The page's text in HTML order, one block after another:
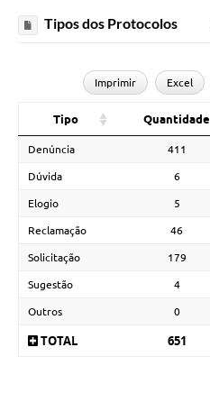
Tipos dos Protocolos
Imprimir Excel
Tipo Quantidade
Denúncia 411
Dúvida 6
Elogio 5
Reclamação 46
Solicitação 179
Sugestão 4
Outros 0
TOTAL 651